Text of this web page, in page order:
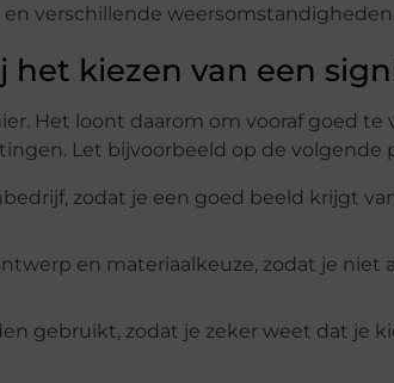
verschillende weersomstandigheden.
kiezen van een
Het loont daarom om vooraf goed te
Let bijvoorbeeld op de volgende
zodat je een goed beeld krijgt
en materiaalkeuze, zodat je niet
gebruikt, zodat je zeker weet dat je